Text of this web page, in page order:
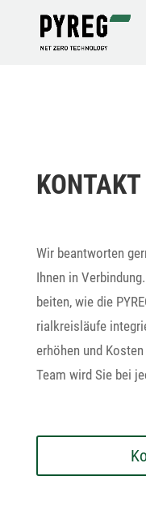
KONTAKT
Wir beant­worten
Ihnen in
beiten, wie die
ri­al­kreis­läufe
erhöhen und
Team wird Sie bei